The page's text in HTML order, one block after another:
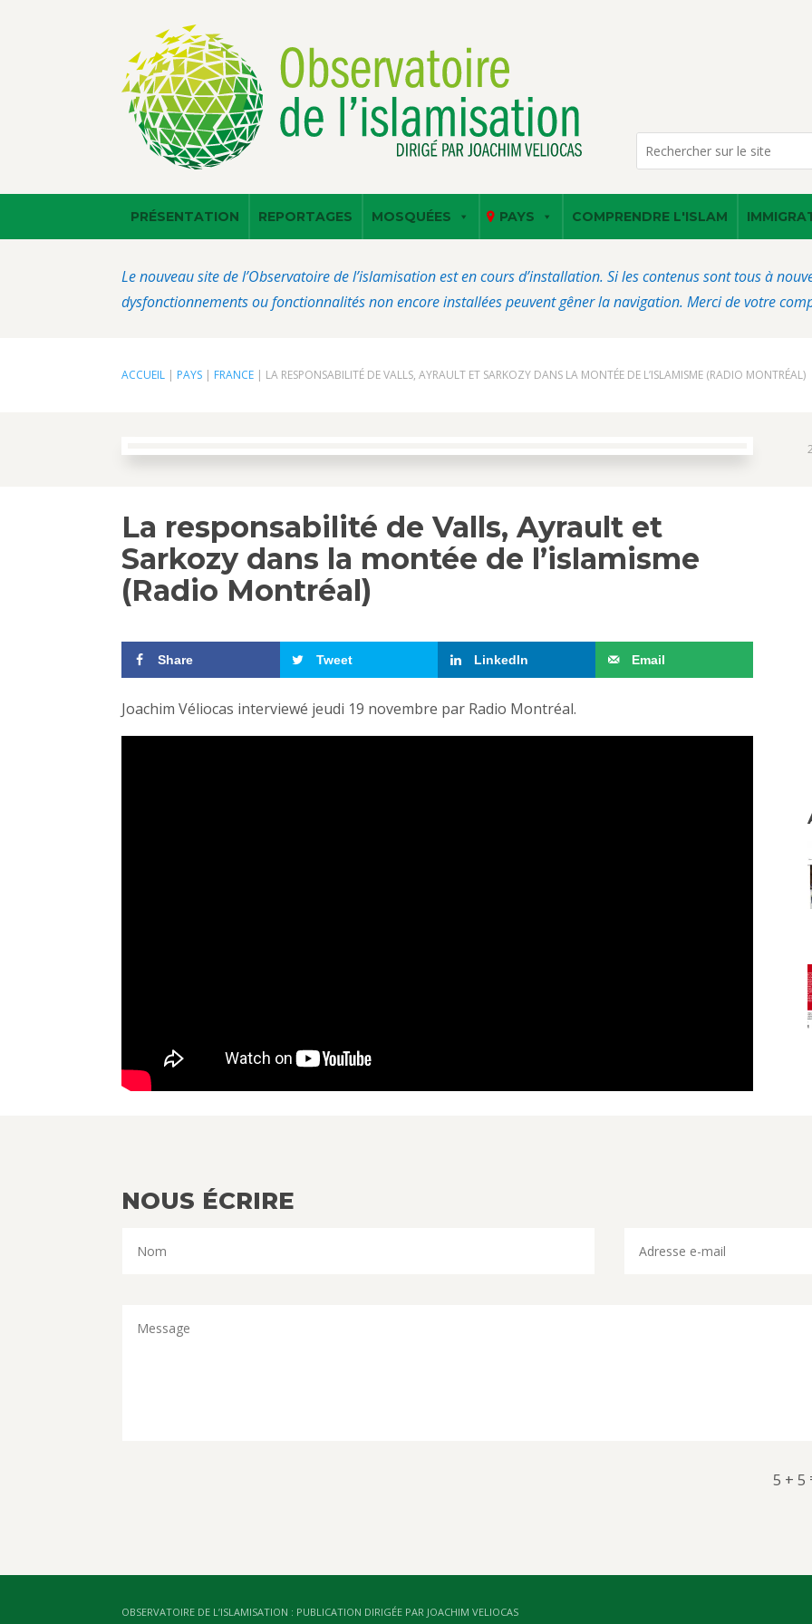
PRÉSENTATION REPORTAGES MOSQUÉES PAYS COMPRENDRE L'ISLAM
Le nouveau site de l’Observatoire de l’islamisation est en cours d’installation. Si les contenus sont tous à
dysfonctionnements ou fonctionnalités non encore installées peuvent gêner la navigation. Merci de votre
ACCUEIL | PAYS | FRANCE | LA RESPONSABILITÉ DE VALLS, AYRAULT ET SARKOZY DANS LA MONTÉE DE L’ISLAMISME (RADIO MONTRÉAL)
La responsabilité de Valls, Ayrault et
Sarkozy dans la montée de l’islamisme
(Radio Montréal)
Share Tweet LinkedIn Email
Joachim Véliocas interviewé jeudi 19 novembre par Radio Montréal.
NOUS ÉCRIRE
5 + 5
OBSERVATOIRE DE L’ISLAMISATION : PUBLICATION DIRIGÉE PAR JOACHIM VELIOCAS